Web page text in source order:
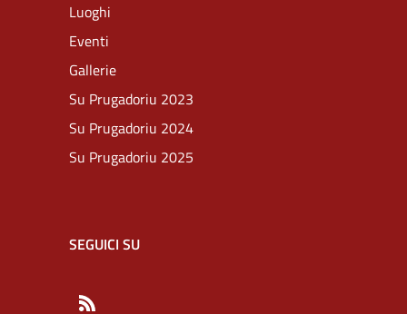
Luoghi
Eventi
Gallerie
Su Prugadoriu 2023
Su Prugadoriu 2024
Su Prugadoriu 2025
SEGUICI SU